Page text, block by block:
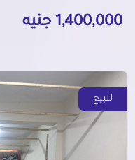
1,400,000 جنيه
للبيع